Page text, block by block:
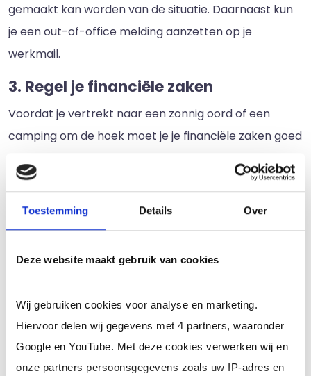
Toestemming Details Over
Deze website maakt gebruik van cookies
Wij gebruiken cookies voor analyse en marketing.
Hiervoor delen wij gegevens met 4 partners, waaronder
Google en YouTube. Met deze cookies verwerken wij en
onze partners persoonsgegevens zoals uw IP-adres en
gemaakt kan worden van de situatie. Daarnaast kun
je een out-of-office melding aanzetten op je
werkmail.
3. Regel je financiële zaken
Voordat je vertrekt naar een zonnig oord of een
camping om de hoek moet je je financiële zaken goed
onmisbaar om je gemiste inkomsten op te vangen.
zorgeloos op vakantie gaan en heb je ook na je
vakantiegeld ook in je uurtarief, naast een basisloon
en verzekeringen.
Daarnaast moet je je facturen op tijd versturen,